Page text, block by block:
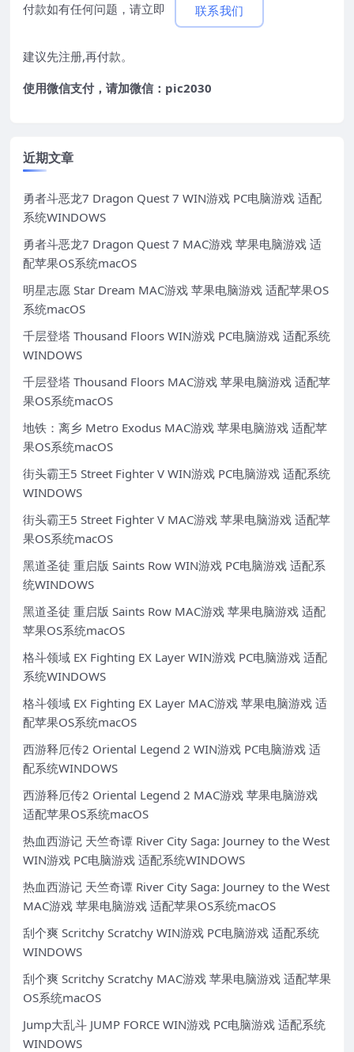
付款如有任何问题，请立即 联系我们
建议先注册,再付款。
使用微信支付，请加微信：pic2030
近期文章
勇者斗恶龙7 Dragon Quest 7 WIN游戏 PC电脑游戏 适配
系统WINDOWS
勇者斗恶龙7 Dragon Quest 7 MAC游戏 苹果电脑游戏 适
配苹果OS系统macOS
明星志愿 Star Dream MAC游戏 苹果电脑游戏 适配苹果OS
系统macOS
千层登塔 Thousand Floors WIN游戏 PC电脑游戏 适配系统
WINDOWS
千层登塔 Thousand Floors MAC游戏 苹果电脑游戏 适配苹
果OS系统macOS
地铁：离乡 Metro Exodus MAC游戏 苹果电脑游戏 适配苹
果OS系统macOS
街头霸王5 Street Fighter V WIN游戏 PC电脑游戏 适配系统
WINDOWS
街头霸王5 Street Fighter V MAC游戏 苹果电脑游戏 适配苹
果OS系统macOS
黑道圣徒 重启版 Saints Row WIN游戏 PC电脑游戏 适配系
统WINDOWS
黑道圣徒 重启版 Saints Row MAC游戏 苹果电脑游戏 适配
苹果OS系统macOS
格斗领域 EX Fighting EX Layer WIN游戏 PC电脑游戏 适配
系统WINDOWS
格斗领域 EX Fighting EX Layer MAC游戏 苹果电脑游戏 适
配苹果OS系统macOS
西游释厄传2 Oriental Legend 2 WIN游戏 PC电脑游戏 适
配系统WINDOWS
西游释厄传2 Oriental Legend 2 MAC游戏 苹果电脑游戏
适配苹果OS系统macOS
热血西游记 天竺奇谭 River City Saga: Journey to the West
WIN游戏 PC电脑游戏 适配系统WINDOWS
热血西游记 天竺奇谭 River City Saga: Journey to the West
MAC游戏 苹果电脑游戏 适配苹果OS系统macOS
刮个爽 Scritchy Scratchy WIN游戏 PC电脑游戏 适配系统
WINDOWS
刮个爽 Scritchy Scratchy MAC游戏 苹果电脑游戏 适配苹果
OS系统macOS
Jump大乱斗 JUMP FORCE WIN游戏 PC电脑游戏 适配系统
WINDOWS